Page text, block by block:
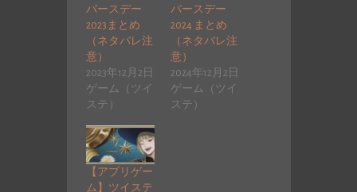
バースデー
2023まとめ
（ネタバレ注
意）
2023年12月2日
ゲーム（ツイ
ステ）
バースデー
2024 まとめ
（ネタバレ注
意）
2024年12月2日
ゲーム（ツイ
ステ）
【アプリゲー
ム】ツイステ